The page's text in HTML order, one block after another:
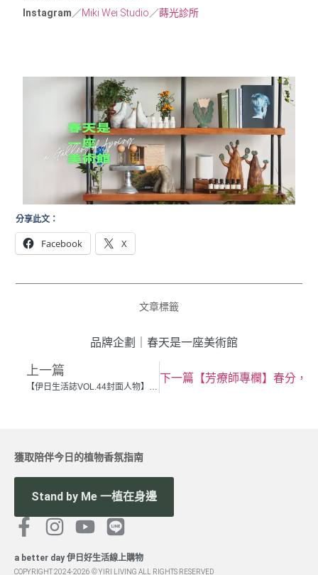
Instagram／Miki Wei Studio／蒔光診所
分享此文：
Facebook X
文章標籤
品牌企劃 春天是一座美術館
上一篇
【伊日生活誌VOL.44封面人物】 從土裡冒出來的春天｜專訪 台灣藝術家 耿怡文
下一篇【芳療師專欄】春分，
a better day 伊日好生活線上購物
COPYRIGHT 2024-2026 © YIRI LIVING ALL RIGHTS RESERVED
獲取陪伴今日的植物香氛指南
Stand by Me 一植在身邊